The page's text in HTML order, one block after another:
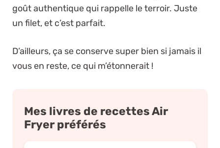
goût authentique qui rappelle le terroir. Juste
un filet, et c’est parfait.
D’ailleurs, ça se conserve super bien si jamais il
vous en reste, ce qui m’étonnerait !
Mes livres de recettes Air
Fryer préférés